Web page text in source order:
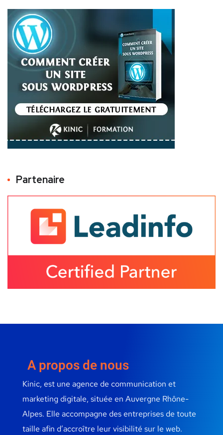
Partenaire
A propos de nous
Kinic, est une agence de communication et
marketing digitale, située en Auvergne Rhône-
Alpes. Elle accompagne des entreprises de toute
taille afin d’accroître leur visibilité sur le web.